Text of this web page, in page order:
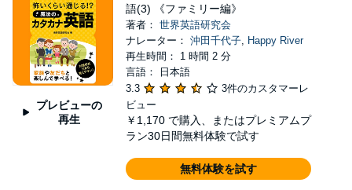
プレビューの
再生
語(3) 《ファミリー編》
著者： 世界英語研究会
ナレーター： 沖田千代子, Happy River
再生時間： 1 時間 2 分
言語： 日本語
3.3
3件のカスタマーレ
ビュー
￥1,170 で購入、またはプレミアムプ
ラン30日間無料体験で試す
無料体験を試す